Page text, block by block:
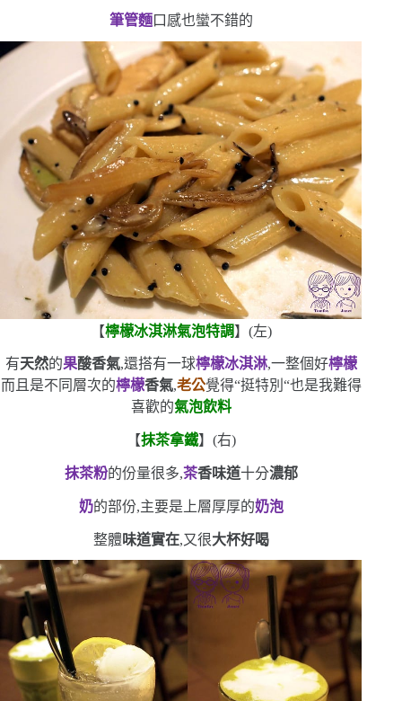
筆管麵口感也蠻不錯的
【檸檬冰淇淋氣泡特調】 (左)
有天然的果酸香氣,還搭有一球檸檬冰淇淋,一整個好檸檬
而且是不同層次的檸檬香氣,老公覺得“挺特別 “也是我難得
喜歡的氣泡飲料
【抹茶拿鐵】 (右)
抹茶粉的份量很多,茶香味道十分濃郁
奶的部份,主要是上層厚厚的奶泡
整體 味道實在,又很大杯好喝